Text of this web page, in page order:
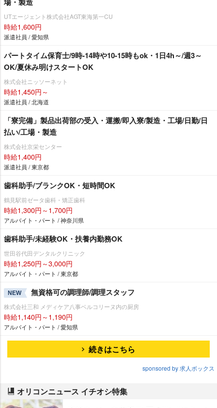
UTエージェント株式会社AGT東海第一CU
時給1,600円
派遣社員 / 愛知県
パートタイム保育士/9時-14時や10-15時もok・1日4h～/週3～
OK/夏休み明けスタートOK
株式会社ニッソーネット
時給1,450円～
派遣社員 / 北海道
「寮完備」製品出荷部の受入・運搬/即入寮/製造・工場/日勤/日
払い/工場・製造
株式会社京栄センター
時給1,400円
派遣社員 / 東京都
歯科助手/ブランクOK・短時間OK
鶴見駅前ゼータ歯科・矯正歯科
時給1,300円～1,700円
アルバイト・パート / 神奈川県
歯科助手/未経験OK・扶養内勤務OK
世田谷代田デンタルクリニック
時給1,250円～3,000円
アルバイト・パート / 東京都
NEW 無資格可の調理師/調理スタッフ
株式会社三和 メディケア八事ベルコリーヌ内の厨房
時給1,140円～1,190円
アルバイト・パート / 愛知県
続きはこちら
sponsored by 求人ボックス
オリコンニュース イチオシ特集